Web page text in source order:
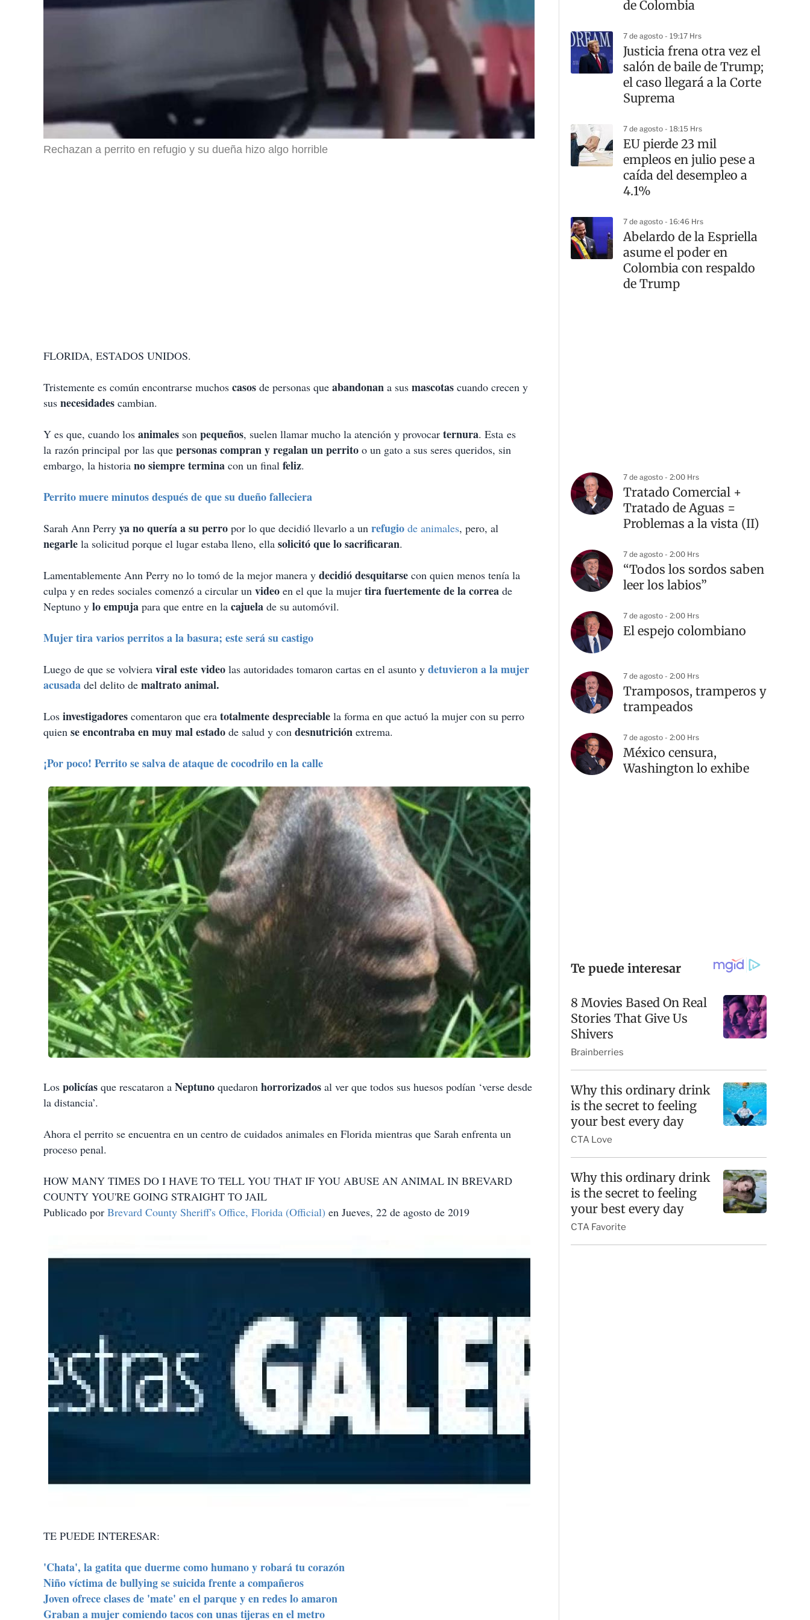
Rechazan a perrito en refugio y su dueña hizo algo horrible
FLORIDA, ESTADOS UNIDOS.
Tristemente es común encontrarse muchos casos de personas que abandonan a sus mascotas cuando crecen y
sus necesidades cambian.
Y es que, cuando los animales son pequeños, suelen llamar mucho la atención y provocar ternura. Esta es
la razón principal por las que personas compran y regalan un perrito o un gato a sus seres queridos, sin
embargo, la historia no siempre termina con un final feliz.
Perrito muere minutos después de que su dueño falleciera
Sarah Ann Perry ya no quería a su perro por lo que decidió llevarlo a un refugio de animales, pero, al
negarle la solicitud porque el lugar estaba lleno, ella solicitó que lo sacrificaran.
Lamentablemente Ann Perry no lo tomó de la mejor manera y decidió desquitarse con quien menos tenía la
culpa y en redes sociales comenzó a circular un video en el que la mujer tira fuertemente de la correa de
Neptuno y lo empuja para que entre en la cajuela de su automóvil.
Mujer tira varios perritos a la basura; este será su castigo
Luego de que se volviera viral este video las autoridades tomaron cartas en el asunto y detuvieron a la mujer
acusada del delito de maltrato animal.
Los investigadores comentaron que era totalmente despreciable la forma en que actuó la mujer con su perro
quien se encontraba en muy mal estado de salud y con desnutrición extrema.
¡Por poco! Perrito se salva de ataque de cocodrilo en la calle
Los policías que rescataron a Neptuno quedaron horrorizados al ver que todos sus huesos podían ‘verse desde
la distancia’.
Ahora el perrito se encuentra en un centro de cuidados animales en Florida mientras que Sarah enfrenta un
proceso penal.
HOW MANY TIMES DO I HAVE TO TELL YOU THAT IF YOU ABUSE AN ANIMAL IN BREVARD
COUNTY YOU'RE GOING STRAIGHT TO JAIL
Publicado por Brevard County Sheriff's Office, Florida (Official) en Jueves, 22 de agosto de 2019
TE PUEDE INTERESAR:
'Chata', la gatita que duerme como humano y robará tu corazón
Niño víctima de bullying se suicida frente a compañeros
Joven ofrece clases de 'mate' en el parque y en redes lo amaron
Graban a mujer comiendo tacos con unas tijeras en el metro
de Colombia
7 de agosto - 19:17 Hrs
Justicia frena otra vez el
salón de baile de Trump;
el caso llegará a la Corte
Suprema
7 de agosto - 18:15 Hrs
EU pierde 23 mil
empleos en julio pese a
caída del desempleo a
4.1%
7 de agosto - 16:46 Hrs
Abelardo de la Espriella
asume el poder en
Colombia con respaldo
de Trump
7 de agosto - 2:00 Hrs
Tratado Comercial +
Tratado de Aguas =
Problemas a la vista (II)
7 de agosto - 2:00 Hrs
“Todos los sordos saben
leer los labios”
7 de agosto - 2:00 Hrs
El espejo colombiano
7 de agosto - 2:00 Hrs
Tramposos, tramperos y
trampeados
7 de agosto - 2:00 Hrs
México censura,
Washington lo exhibe